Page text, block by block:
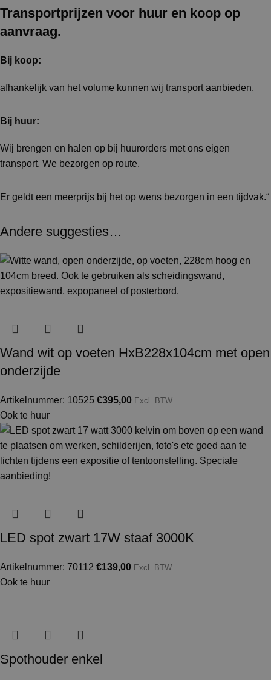
Transportprijzen voor huur en koop op
aanvraag.
Bij koop:
afhankelijk van het volume kunnen wij transport aanbieden.
Bij huur:
Wij brengen en halen op bij huurorders met ons eigen
transport. We bezorgen op route.
Er geldt een meerprijs bij het op wens bezorgen in een tijdvak.“
Andere suggesties…
Wand wit op voeten HxB228x104cm met open
onderzijde
Artikelnummer: 10525 €395,00 Excl. BTW
Ook te huur
LED spot zwart 17W staaf 3000K
Artikelnummer: 70112 €139,00 Excl. BTW
Ook te huur
Spothouder enkel